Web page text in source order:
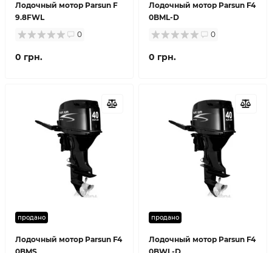
Лодочный мотор Parsun F
9.8FWL
0
0 грн.
Лодочный мотор Parsun F4
0BML-D
0
0 грн.
продано
Лодочный мотор Parsun F4
продано
Лодочный мотор Parsun F4